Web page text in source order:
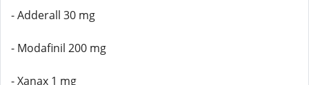
- Adderall 30 mg
- Modafinil 200 mg
- Xanax 1 mg